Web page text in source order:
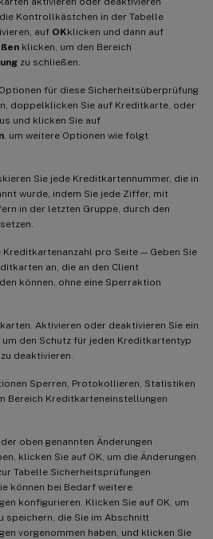
Kontrollkästchen in der Tabelle
auf OKklicken und dann auf
klicken, um den Bereich
zu schließen.
für diese Sicherheitsüberprüfung
doppelklicken Sie auf Kreditkarte, oder
und klicken Sie auf
, um weitere Optionen wie folgt
Sie jede Kreditkartennummer, die in
wurde, indem Sie jede Ziffer, mit
in der letzten Gruppe, durch den
Kreditkartenanzahl pro Seite — Geben Sie
an, die an den Client
können, ohne eine Sperraktion
Aktivieren oder deaktivieren Sie ein
den Schutz für jeden Kreditkartentyp
deaktivieren.
Sperren, Protokollieren, Statistiken
Bereich Kreditkarteneinstellungen
oben genannten Änderungen
klicken Sie auf OK, um die Änderungen
Tabelle Sicherheitsprüfungen
können bei Bedarf weitere
konfigurieren. Klicken Sie auf OK, um
speichern, die Sie im Abschnitt
vorgenommen haben, und klicken Sie